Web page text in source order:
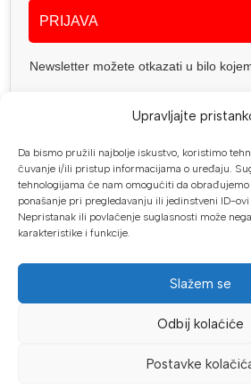
Upravljajte
Da bismo pružili najbolje iskustvo, koristimo
čuvanje i/ili pristup informacijama o uređaju.
tehnologijama će nam omogućiti da obrađujemo
ponašanje pri pregledavanju ili jedinstveni ID-
Nepristanak ili povlačenje suglasnosti može
karakteristike i funkcije.
Slažem se
Odbij kolaćiće
Postavke
PRIJAVA
Newsletter možete otkazati u bilo
Geo Spektar d.o.o. PJ. Proalat
Trnska cesta 1, 88220 Široki Brijeg
Telefon: +387 (0) 63 113 513
Pon-Pet 08-16h / Sub 08-14h
PROALAT.BA